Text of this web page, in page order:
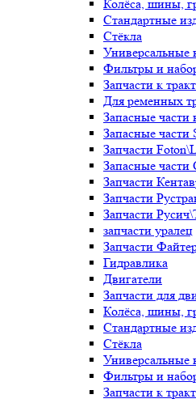
Колёса, шины,
Стандартные
Стёкла
Универсальные
Фильтры и
Запчасти к
Для ременных
Запасные части
Запасные части
Запчасти
Запасные части
Запчасти
Запчасти
Запчасти
запчасти уралец
Запчасти
Гидравлика
Двигатели
Запчасти для
Колёса, шины,
Стандартные
Стёкла
Универсальные
Фильтры и
Запчасти к